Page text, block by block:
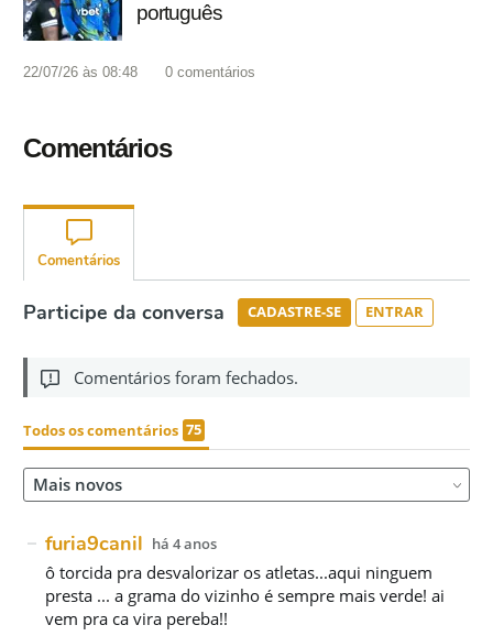
português
22/07/26 às 08:48 0 comentários
Comentários